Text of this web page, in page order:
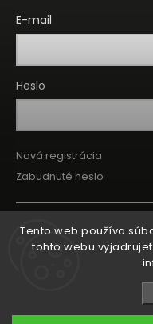
Tento web používa
tohto webu
E-mail
Heslo
Nová registrácia
Zabudnuté heslo